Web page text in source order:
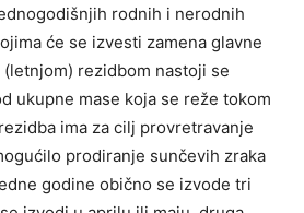
rodnih i nerodnih
će se izvesti zamena glavne
rezidbom nastoji se
ukupne mase koja se reže tokom
ima za cilj provretravanje
prodiranje sunčevih zraka
godine obično se izvode tri